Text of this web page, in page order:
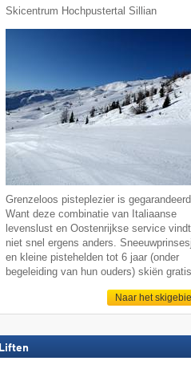
Skicentrum Hochpustertal Sillian
Grenzeloos pisteplezier is
Want deze combinatie van Italiaanse
levenslust en Oostenrijkse service
niet snel ergens anders.
en kleine pistehelden tot 6 jaar (onder
begeleiding van hun ouders) skiën
Naar het
Liften